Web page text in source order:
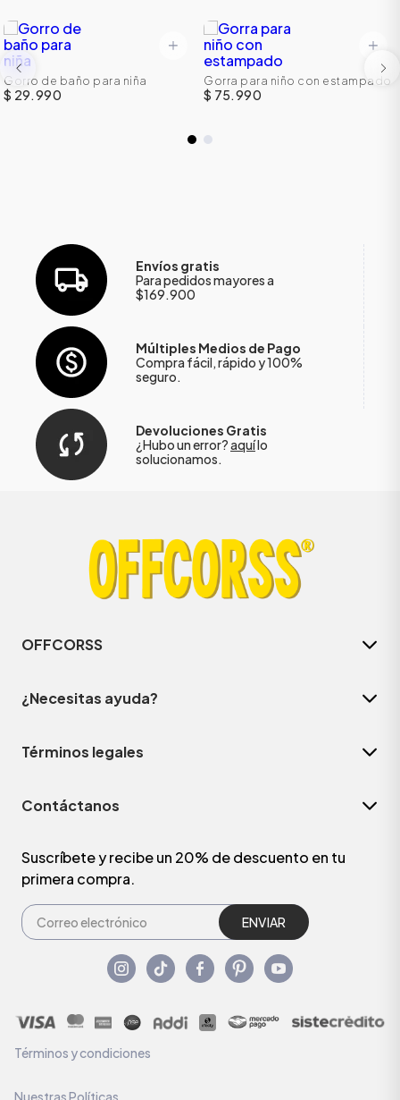
Gorro de baño para niña
$ 29.990
Gorra para niño con estampado
$ 75.990
Envíos gratis
Para pedidos mayores a
$169.900
Múltiples Medios de Pago
Compra fácil, rápido y 100%
seguro.
Devoluciones Gratis
¿Hubo un error?aquílo
solucionamos.
OFFCORSS
¿Necesitas ayuda?
Términos legales
Contáctanos
Suscríbete y recibe un 20% de descuento en tu
primera compra.
ENVIAR
Términos y condiciones